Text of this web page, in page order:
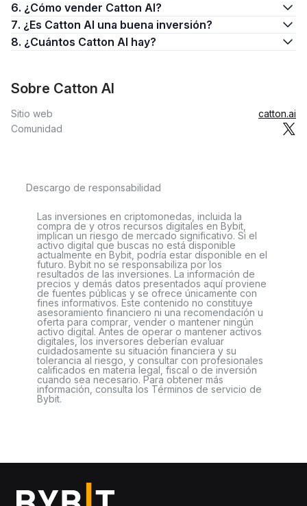
6. ¿Cómo vender Catton AI?
7. ¿Es Catton AI una buena inversión?
8. ¿Cuántos Catton AI hay?
Sobre Catton AI
Sitio web
catton.ai
Comunidad
Descargo de responsabilidad
Las inversiones en criptomonedas, incluida la
compra de y otros recursos digitales en Bybit,
implican un riesgo de mercado significativo. Si el
activo digital que buscas no está disponible
actualmente en Bybit, podría estar disponible en el
futuro. Bybit no se responsabiliza por los
resultados de las inversiones. La información de
precios y demás datos presentados aquí proviene
de fuentes públicas y se ofrece únicamente con
fines informativos. Este contenido no constituye
asesoramiento financiero ni una recomendación u
oferta para comprar, vender o mantener ningún
activo digital. Antes de operar o mantener activos
digitales, los inversores deberían evaluar
cuidadosamente su situación financiera y su
tolerancia al riesgo, y consultar con profesionales
calificados en materia legal, fiscal o de inversión
cuando sea necesario. Para obtener más
información, consulta los Términos de servicio de
Bybit.